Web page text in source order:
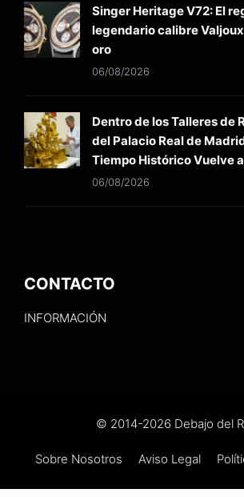
Singer Heritage V72: El
legendario calibre
oro
06/08/2026
Dentro de los Talleres de
del Palacio Real de
Tiempo Histórico Vuelve
06/08/2026
CONTACTO
INFORMACIÓN
© 2014-2026 Debajo del
Sobre Nosotros Aviso Legal